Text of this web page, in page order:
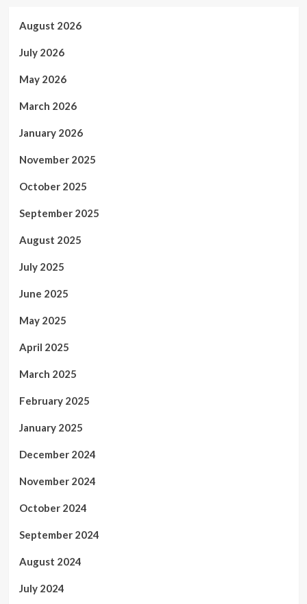
August 2026
July 2026
May 2026
March 2026
January 2026
November 2025
October 2025
September 2025
August 2025
July 2025
June 2025
May 2025
April 2025
March 2025
February 2025
January 2025
December 2024
November 2024
October 2024
September 2024
August 2024
July 2024